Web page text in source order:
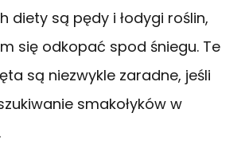
diety są pędy i łodygi roślin,
się odkopać spod śniegu. Te
są niezwykle zaradne, jeśli
smakołyków w